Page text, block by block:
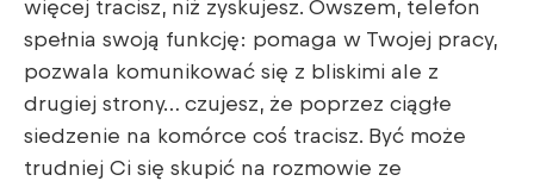
więcej tracisz, niż zyskujesz. Owszem, telefon
spełnia swoją funkcję: pomaga w Twojej pracy,
pozwala komunikować się z bliskimi ale z
drugiej strony… czujesz, że poprzez ciągłe
siedzenie na komórce coś tracisz. Być może
trudniej Ci się skupić na rozmowie ze